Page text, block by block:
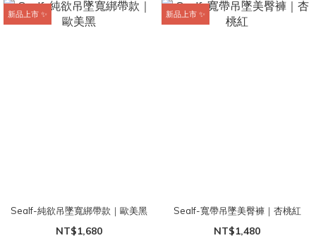
新品上市 ✨
Sealf-純欲吊墜寬綁帶款｜歐美黑
NT$1,680
新品上市 ✨
Sealf-寬帶吊墜美臀褲｜杏桃紅
NT$1,480